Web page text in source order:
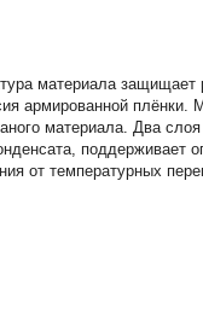
материала
армированной
материала. Два слоя
поддерживает
от температурных